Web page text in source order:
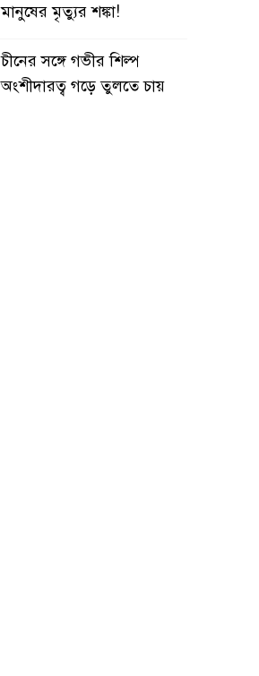
মানুষের মৃত্যুর শঙ্কা!
চীনের সঙ্গে গভীর শিল্প
অংশীদারত্ব গড়ে তুলতে চায়